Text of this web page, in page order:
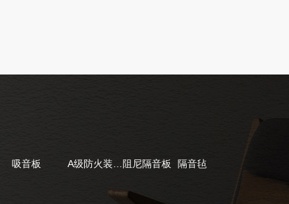
吸音板 A级防火装饰板阻尼隔音板 隔音毡